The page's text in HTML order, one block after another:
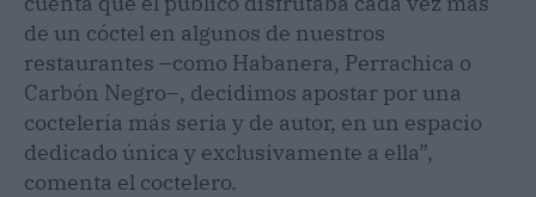
de un cóctel en algunos de nuestros
restaurantes –como Habanera, Perrachica o
Carbón Negro–, decidimos apostar por una
coctelería más seria y de autor, en un espacio
dedicado única y exclusivamente a ella”,
comenta el coctelero.